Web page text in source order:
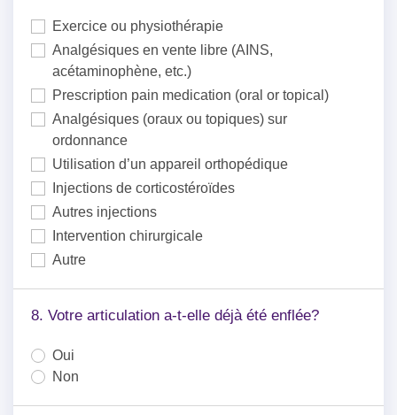
Exercice ou physiothérapie
Analgésiques en vente libre (AINS,
acétaminophène, etc.)
Prescription pain medication (oral or topical)
Analgésiques (oraux ou topiques) sur
ordonnance
Utilisation d’un appareil orthopédique
Injections de corticostéroïdes
Autres injections
Intervention chirurgicale
AutreAutre
8. Votre articulation a-t-elle déjà été enflée?
Oui
Non